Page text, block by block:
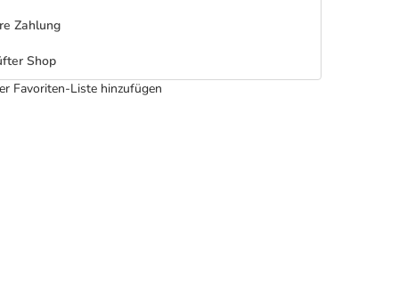
Zahlung
Shop
Favoriten-Liste hinzufügen